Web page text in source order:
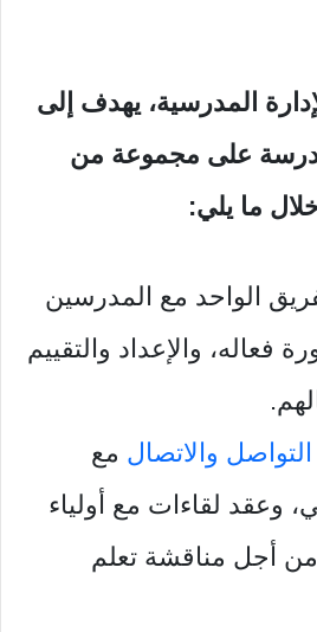
المدرسية، يهدف إلى
على مجموعة من
ما يلي:
الواحد مع المدرسين
فعاله، والإعداد والتقييم
التواصل والاتصال مع
وعقد لقاءات مع أولياء
أجل مناقشة تعلم